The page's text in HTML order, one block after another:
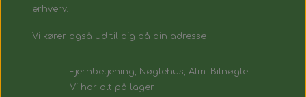
erhverv.
Vi kører også ud til dig på din adresse !
Fjernbetjening, Nøglehus, Alm. Bilnøgle
Vi har alt på lager !